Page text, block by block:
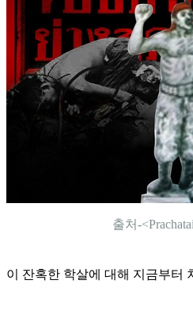
출처-
이 잔혹한 학살에 대해 지금부터